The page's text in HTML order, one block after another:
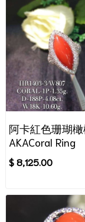
阿卡紅色珊瑚
AKACoral Ring
$ 8,125.00